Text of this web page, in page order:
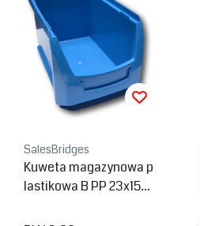
SalesBridges
Kuweta magazynowa p
lastikowa B PP 23x15x1